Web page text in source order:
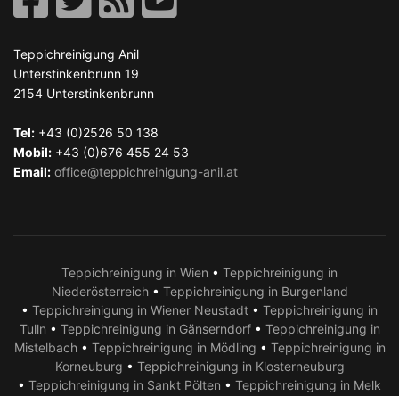
Teppichreinigung Anil
Unterstinkenbrunn 19
2154 Unterstinkenbrunn
Tel: +43 (0)2526 50 138
Mobil: +43 (0)676 455 24 53
Email: office@teppichreinigung-anil.at
Teppichreinigung in Wien • Teppichreinigung in
Niederösterreich• Teppichreinigung in Burgenland
• Teppichreinigung in Wiener Neustadt • Teppichreinigung in
Tulln • Teppichreinigung in Gänserndorf• Teppichreinigung in
Mistelbach• Teppichreinigung in Mödling • Teppichreinigung in
Korneuburg • Teppichreinigung in Klosterneuburg
• Teppichreinigung in Sankt Pölten • Teppichreinigung in Melk